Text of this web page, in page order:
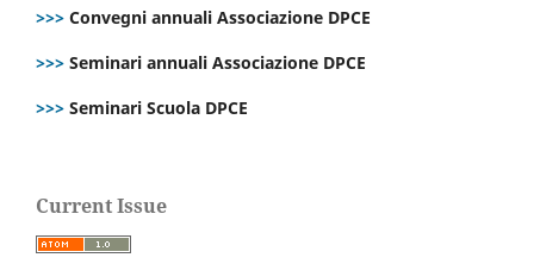
>>> Convegni annuali Associazione DPCE
>>> Seminari annuali Associazione DPCE
>>> Seminari Scuola DPCE
Current Issue